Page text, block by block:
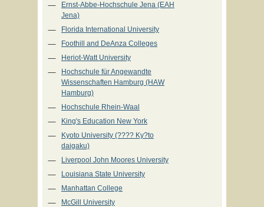
Ernst-Abbe-Hochschule Jena (EAH
Jena)
Florida International University
Foothill and DeAnza Colleges
Heriot-Watt University
Hochschule für Angewandte
Wissenschaften Hamburg (HAW
Hamburg)
Hochschule Rhein-Waal
King's Education New York
Kyoto University (???? Ky?to
daigaku)
Liverpool John Moores University
Louisiana State University
Manhattan College
McGill University